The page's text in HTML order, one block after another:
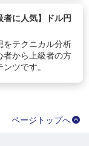
者に人気】ドル円
をテクニカル分析
者から上級者の方
ツです。
ページトップへ